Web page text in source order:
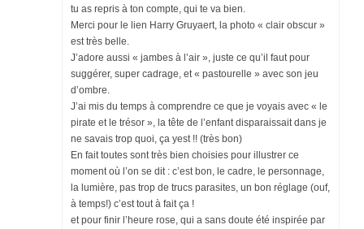
tu as repris à ton compte, qui te va bien.
Merci pour le lien Harry Gruyaert, la photo « clair obscur »
est très belle.
J’adore aussi « jambes à l’air », juste ce qu’il faut pour
suggérer, super cadrage, et « pastourelle » avec son jeu
d’ombre.
J’ai mis du temps à comprendre ce que je voyais avec « le
pirate et le trésor », la tête de l’enfant disparaissait dans je
ne savais trop quoi, ça yest !! (très bon)
En fait toutes sont très bien choisies pour illustrer ce
moment où l’on se dit : c’est bon, le cadre, le personnage,
la lumière, pas trop de trucs parasites, un bon réglage (ouf,
à temps!) c’est tout à fait ça !
et pour finir l’heure rose, qui a sans doute été inspirée par